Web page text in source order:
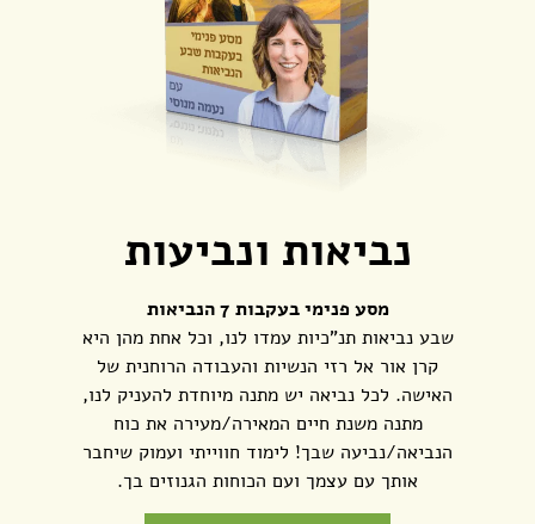
נביאות ונביעות
מסע פנימי בעקבות 7 הנביאות
שבע נביאות תנ"כיות עמדו לנו, וכל אחת מהן היא
קרן אור אל רזי הנשיות והעבודה הרוחנית של
האישה. לכל נביאה יש מתנה מיוחדת להעניק לנו,
מתנה משנת חיים המאירה/מעירה את כוח
הנביאה/נביעה שבך! לימוד חווייתי ועמוק שיחבר
אותך עם עצמך ועם הכוחות הגנוזים בך.